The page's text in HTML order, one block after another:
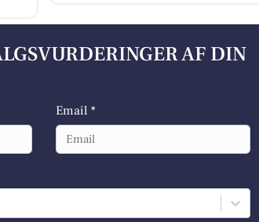
AF DIN
Email *